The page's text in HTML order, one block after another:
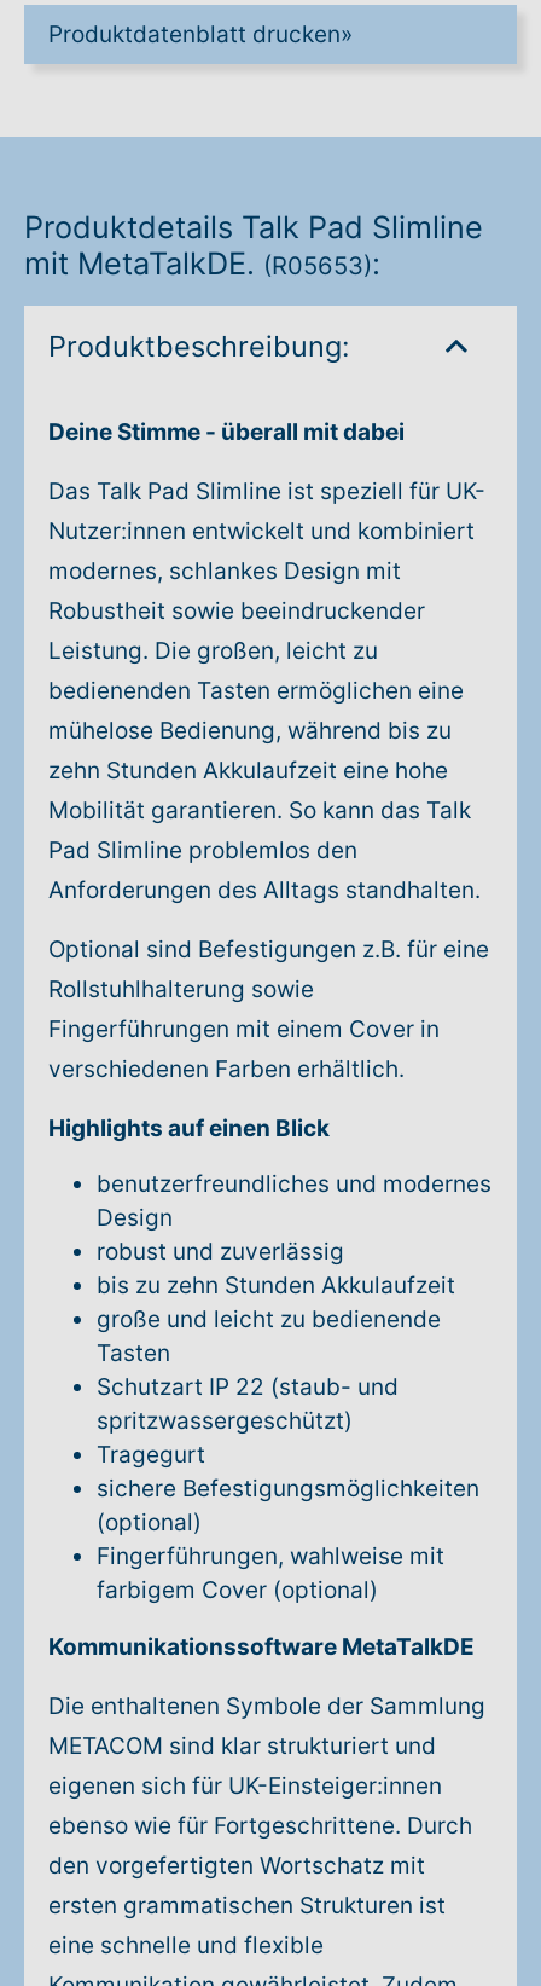
Produktdatenblatt drucken»
Produktdetails Talk Pad Slimline
mit MetaTalkDE. (R05653):
Produktbeschreibung:
Deine Stimme - überall mit dabei
Das Talk Pad Slimline ist speziell für UK-
Nutzer:innen entwickelt und kombiniert
modernes, schlankes Design mit
Robustheit sowie beeindruckender
Leistung. Die großen, leicht zu
bedienenden Tasten ermöglichen eine
mühelose Bedienung, während bis zu
zehn Stunden Akkulaufzeit eine hohe
Mobilität garantieren. So kann das Talk
Pad Slimline problemlos den
Anforderungen des Alltags standhalten.
Optional sind Befestigungen z.B. für eine
Rollstuhlhalterung sowie
Fingerführungen mit einem Cover in
verschiedenen Farben erhältlich.
Highlights auf einen Blick
benutzerfreundliches und modernes
Design
robust und zuverlässig
bis zu zehn Stunden Akkulaufzeit
große und leicht zu bedienende
Tasten
Schutzart IP 22 (staub- und
spritzwassergeschützt)
Tragegurt
sichere Befestigungsmöglichkeiten
(optional)
Fingerführungen, wahlweise mit
farbigem Cover (optional)
Kommunikationssoftware MetaTalkDE
Die enthaltenen Symbole der Sammlung
METACOM sind klar strukturiert und
eigenen sich für UK-Einsteiger:innen
ebenso wie für Fortgeschrittene. Durch
den vorgefertigten Wortschatz mit
ersten grammatischen Strukturen ist
eine schnelle und flexible